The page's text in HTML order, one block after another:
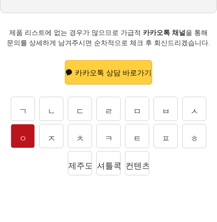
제품 리스트에 없는 경우가 많으므로 가급적 카카오톡 채널 을 통해
문의를 상세하게 남겨주시면 순차적으로 체크 후 회신드리겠습니다.
카카오톡 상담 바로가기
ㄱ ㄴ ㄷ ㄹ ㅁ ㅂ ㅅ
ㅇ ㅈ ㅊ ㅋ ㅌ ㅍ ㅎ
제주도상품셔틀콕 컨텐츠